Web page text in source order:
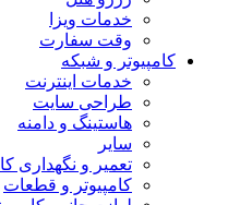
خدمات ویزا
وقت سفارت
کامپیوتر و شبکه
خدمات اینترنت
طراحی سایت
هاستینگ و دامنه
سایر
تعمیر و نگهداری
کامپیوتر و قطعات